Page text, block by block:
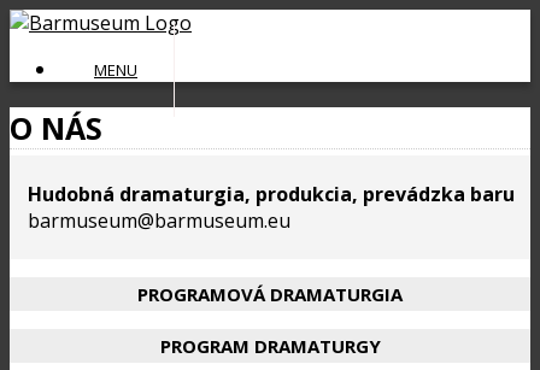
Skip
content
MENU
O NÁS
Hudobná dramaturgia, produkcia, prevádzka baru
barmuseum@barmuseum.eu
PROGRAMOVÁ DRAMATURGIA
PROGRAM DRAMATURGY